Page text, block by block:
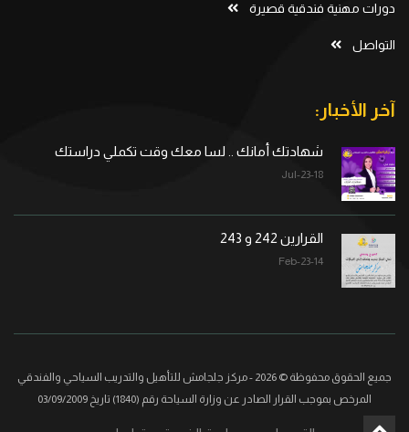
دورات مهنية فندقية قصيرة
التواصل
آخر الأخبار:
شهادتك أمانك .. لسا معك وقت تكملي دراستك
18-Jul-23
القرارين 242 و 243
14-Feb-23
جميع الحقوق محفوظة © 2026 - مركز جلجامش للتأهيل والتدريب السياحي والفندقي
المرخص بموجب القرار الصادر عن وزارة السياحة رقم (1840) تاريخ 03/09/2009